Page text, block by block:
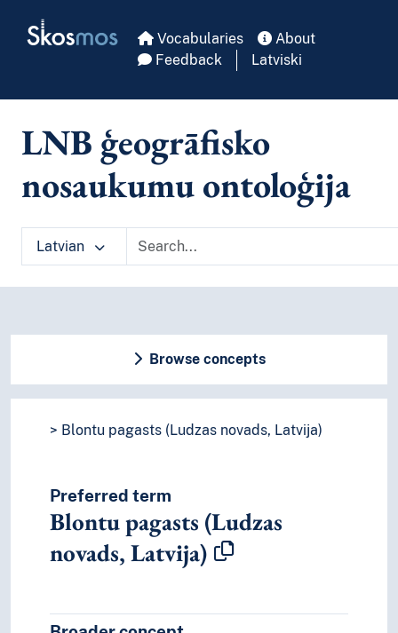
Skosmos Vocabularies
About
Feedback
Latviski
LNB ģeogrāfisko
nosaukumu ontoloģija
Latvian
Browse concepts
Blontu pagasts (Ludzas novads, Latvija)
Preferred term
Blontu pagasts (Ludzas
novads, Latvija)